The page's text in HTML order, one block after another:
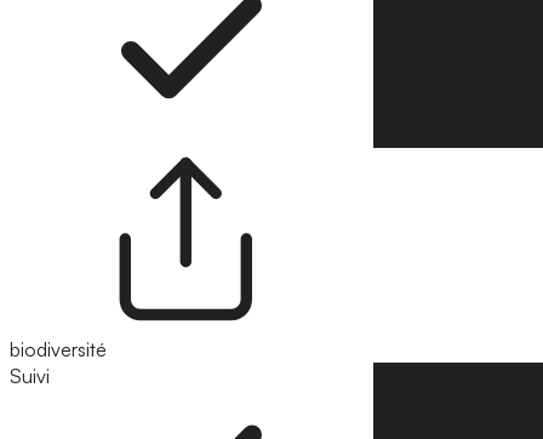
biodiversité
Suivi